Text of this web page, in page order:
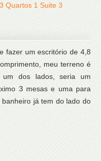
Quartos 1 Suite 3
fazer um escritório de 4,8
meu terreno é
um dos lados, seria um
3 mesas e uma para
já tem do lado do